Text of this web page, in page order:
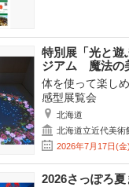
特別展「光と遊
ジアム 魔法の
体を使って楽し
感型展覧会
北海道
北海道立近代美術
2026年7月17日(
2026さっぽろ